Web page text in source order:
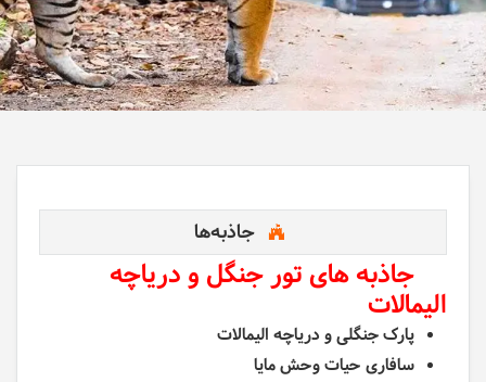
جاذبه‌ها
جاذبه های تور جنگل و دریاچه
الیمالات
پارک جنگلی و دریاچه الیمالات
سافاری حیات وحش مایا